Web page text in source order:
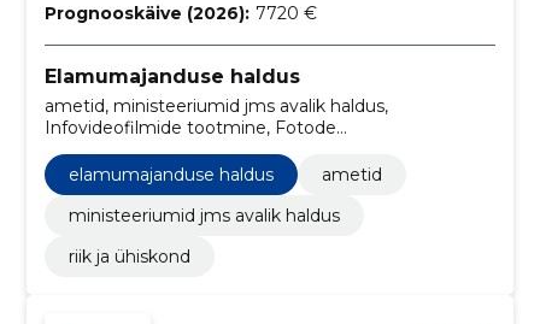
Prognooskäive (2026): 7720 €
Elamumajanduse haldus
ametid, ministeeriumid jms avalik haldus,
Infovideofilmide tootmine, Fotode
ja maastikuarhitektuuriteenused, Tarkvara
nõustamisteenused, Arhitektuuri-, insener-tehnilise
projekteerimise ja maamõõtmisteenused, Tarkvara
elamumajanduse haldus
ametid
ministeeriumid jms avalik haldus
riik ja ühiskond